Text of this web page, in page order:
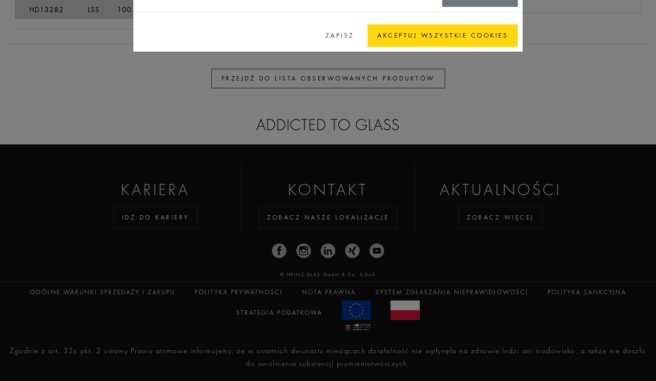
HD13282
LSS 100 2904
PRZEJDŹ DO LISTA OBSERWOWANYCH PRODUKTÓW
ADDICTED TO GLASS
KARIERA
IDŹ DO KARIERY
KONTAKT
ZOBACZ NASZE LOKALIZACJE
AKTUALNOŚCI
ZOBACZ WIĘCEJ
© HEINZ-GLAS GmbH & Co. KGaA
OGÓLNE WARUNKI SPRZEDAŻY I ZAKUPU POLITYKA PRYWATNOŚCI NOTA PRAWNA SYSTEM ZGŁASZANIA NIEPRAWIDŁOWOŚCI POLITYKA SANKCYJNA
STRATEGIA PODATKOWA
Zgodnie z art. 32c pkt. 2 ustawy Prawo atomowe informujemy, że w ostatnich dwunastu miesiącach działalność nie wpłynęła na zdrowie ludzi ani środowisko, a także nie doszło
do uwolnienia substancji promieniotwórczych.
ZAPISZ AKCEPTUJ WSZYSTKIE COOKIES